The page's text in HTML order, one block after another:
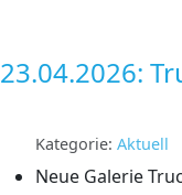
23.04.2026:
Kategorie: Aktuell
Neue Galerie